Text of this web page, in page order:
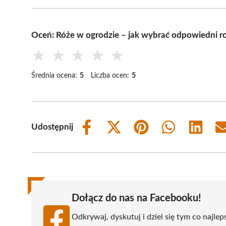
Oceń: Róże w ogrodzie – jak wybrać odpowiedni
★ ★ ★ ★ ★
Średnia ocena: 5 Liczba ocen: 5
Udostępnij
Share
Share
(Twitter)
Share
Share
Share
Dołącz do nas na Facebooku!
Odkrywaj, dyskutuj i dziel się tym co